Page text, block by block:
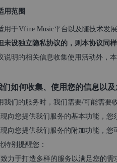
用范围
用于Vfine Music平台以及随技术发
未设独立隐私协议的，则本协议同
说明的相关信息收集使用活动外，
们如何收集、使用您的信息以
我们的服务时，我们需要/可能需要
向您提供我们服务的基本功能，
向您提供我们服务的附加功能，
特别提醒您：
力于打造多样的服务以满足您的需